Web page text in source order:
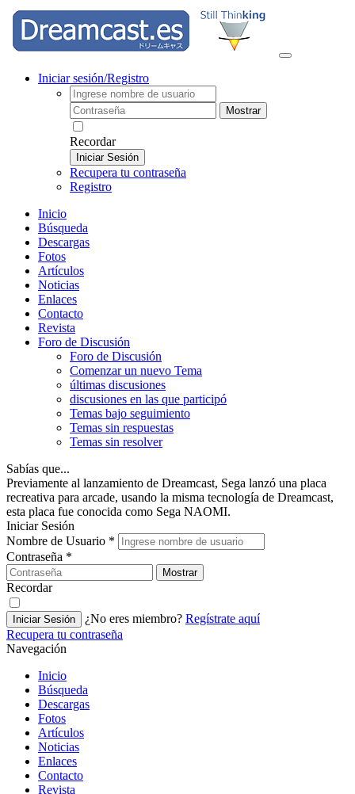
Iniciar sesión/Registro
Mostrar
Recordar
Iniciar Sesión
Recupera tu contraseña
Registro
Inicio
Búsqueda
Descargas
Fotos
Artículos
Noticias
Enlaces
Contacto
Revista
Foro de Discusión
Foro de Discusión
Comenzar un nuevo Tema
últimas discusiones
discusiones en las que participó
Temas bajo seguimiento
Temas sin respuestas
Temas sin resolver
Sabías que...
Previamente al lanzamiento de Dreamcast, Sega lanzó una placa
recreativa para arcade, usando la misma tecnología de Dreamcast,
esta placa fue conocida como Sega NAOMI.
Iniciar Sesión
Nombre de Usuario *
Contraseña *
Mostrar
Recordar
Iniciar Sesión ¿No eres miembro? Regístrate aquí
Recupera tu contraseña
Navegación
Inicio
Búsqueda
Descargas
Fotos
Artículos
Noticias
Enlaces
Contacto
Revista